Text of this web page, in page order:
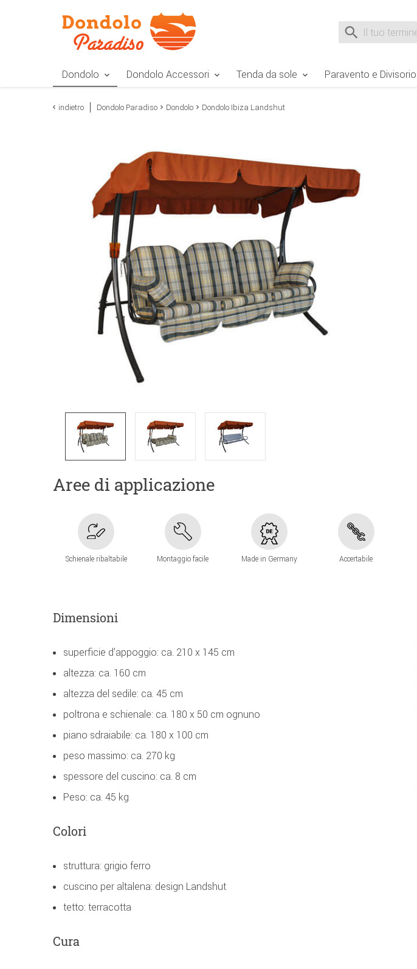
Suche nach
Dondolo Dondolo Accessori Tenda da sole Paravento e Divisorio
indietro Dondolo Paradiso Dondolo Dondolo Ibiza Landshut
Aree di applicazione
Schienale ribaltabile Montaggio facile Made in Germany Accertabile
Dimensioni
superficie d'appoggio: ca. 210 x 145 cm
altezza: ca. 160 cm
altezza del sedile: ca. 45 cm
poltrona e schienale: ca. 180 x 50 cm ognuno
piano sdraiabile: ca. 180 x 100 cm
peso massimo: ca. 270 kg
spessore del cuscino: ca. 8 cm
Peso: ca. 45 kg
Colori
struttura: grigio ferro
cuscino per altalena: design Landshut
tetto: terracotta
Cura